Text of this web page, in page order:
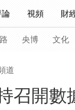
論 視頻 財
人 央視快評
聽音 微視頻
央博 文化
道
召開數